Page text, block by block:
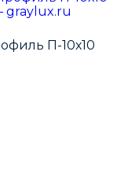
П-10х10